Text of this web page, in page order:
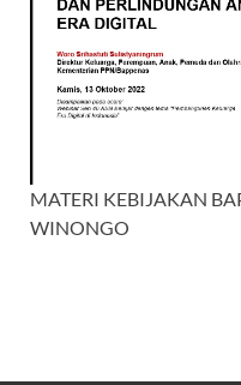
MATERI KEBIJAKAN
WINONGO